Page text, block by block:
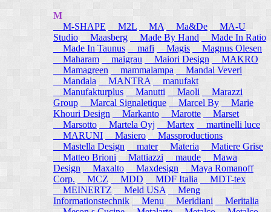
M
M-SHAPE
M2L MA Ma&De
MA-U
Studio
Maasberg Made By Hand
Made In Ratio
Made In Taunus
mafi Magis
Magnus Olesen
Maharam
maigrau Maiori Design
MAKRO
Mamagreen
mammalampa
Mandal Veveri
Mandala
MANTRA
manufakt
Manufakturplus
Manutti Maoli
Marazzi
Group
Marcal Signaletique Marcel By
Marie
Khouri Design
Markanto Marotte
Marset
Marsotto
Martela Oyj Martex
martinelli luce
MARUNI
Masiero
Massproductions
Mastella Design
mater Materia
Matiere Grise
Matteo Brioni
Mattiazzi maude
Mawa
Design
Maxalto Maxdesign
Maya Romanoff
Corp.
MCZ MDD MDF Italia
MDT-tex
MEINERTZ
Meld USA
Meng
Informationstechnik
Menu Meridiani
Meritalia